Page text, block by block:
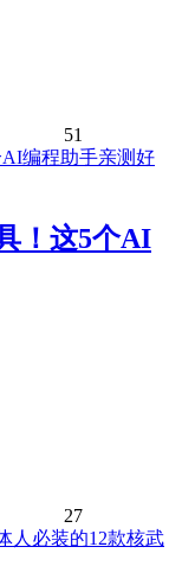
51
！这5个AI
27